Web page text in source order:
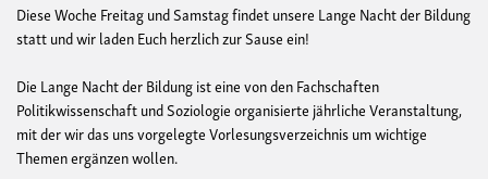
Diese Woche Freitag und Samstag findet unsere Lange Nacht der Bildung
statt und wir laden Euch herzlich zur Sause ein!
Die Lange Nacht der Bildung ist eine von den Fachschaften
Politikwissenschaft und Soziologie organisierte jährliche Veranstaltung,
mit der wir das uns vorgelegte Vorlesungsverzeichnis um wichtige
Themen ergänzen wollen.